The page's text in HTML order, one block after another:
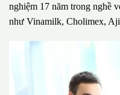
nghiệm 17 năm trong nghề
như Vinamilk, Cholimex,